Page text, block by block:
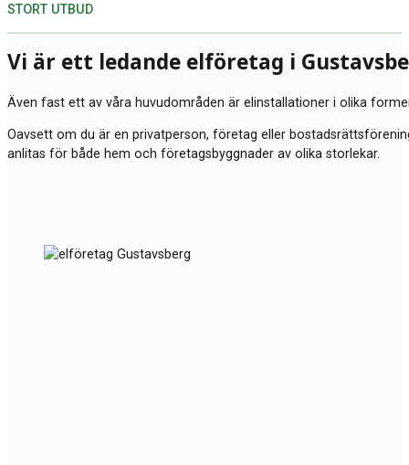
STORT UTBUD
Vi är ett ledande elföretag i
Även fast ett av våra huvudområden är elinstallationer i olika
Oavsett om du är en privatperson, företag eller
anlitas för både hem och företagsbyggnader av olika storlekar.